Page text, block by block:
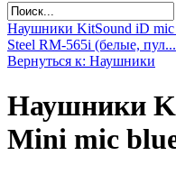
Наушники KitSound iD mic
Steel RM-565i (белые, пул...
Вернуться к: Наушники
Наушники
Mini mic